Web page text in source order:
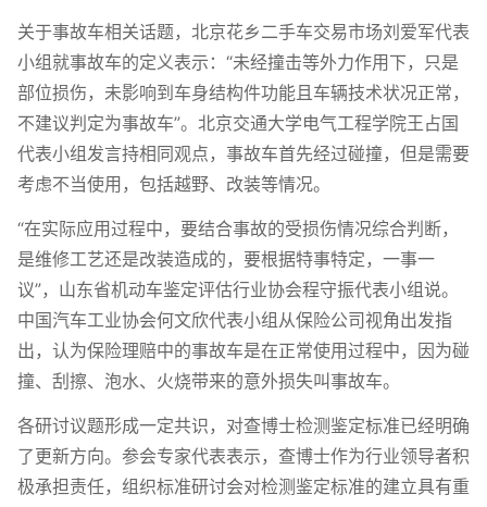
关于事故车相关话题，北京花乡二手车交易市场刘爱军代表
小组就事故车的定义表示：“未经撞击等外力作用下，只是
部位损伤，未影响到车身结构件功能且车辆技术状况正常，
不建议判定为事故车”。北京交通大学电气工程学院王占国
代表小组发言持相同观点，事故车首先经过碰撞，但是需要
考虑不当使用，包括越野、改装等情况。
“在实际应用过程中，要结合事故的受损伤情况综合判断，
是维修工艺还是改装造成的，要根据特事特定，一事一
议”，山东省机动车鉴定评估行业协会程守振代表小组说。
中国汽车工业协会何文欣代表小组从保险公司视角出发指
出，认为保险理赔中的事故车是在正常使用过程中，因为碰
撞、刮擦、泡水、火烧带来的意外损失叫事故车。
各研讨议题形成一定共识，对查博士检测鉴定标准已经明确
了更新方向。参会专家代表表示，查博士作为行业领导者积
极承担责任，组织标准研讨会对检测鉴定标准的建立具有重